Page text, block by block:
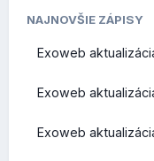
NAJNOVŠIE ZÁPISY
Exoweb
Exoweb
Exoweb